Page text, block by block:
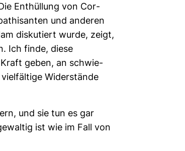
Ent­hül­lung von Cor­
und anderen
dis­ku­tiert wurde, zeigt,
Ich finde, diese
Kraft geben, an schwie­
Wider­stände
und sie tun es gar
ist wie im Fall von